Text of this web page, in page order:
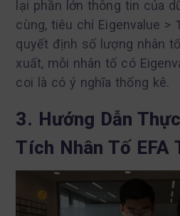
lại phần lớn thông tin của
cùng, tiêu chí Eigenvalue >
quyết định số lượng nhân
xuất, mỗi nhân tố có
coi là có ý nghĩa thống kê.
3. Hướng Dẫn
Tích Nhân Tố EFA